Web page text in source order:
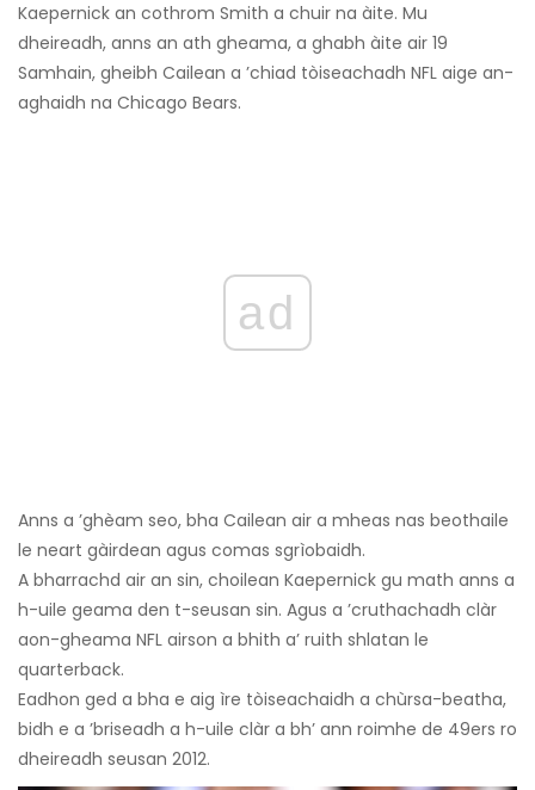
Kaepernick an cothrom Smith a chuir na àite. Mu
dheireadh, anns an ath gheama, a ghabh àite air 19
Samhain, gheibh Cailean a ’chiad tòiseachadh NFL aige an-
aghaidh na Chicago Bears.
ad
Anns a ’ghèam seo, bha Cailean air a mheas nas beothaile
le neart gàirdean agus comas sgrìobaidh.
A bharrachd air an sin, choilean Kaepernick gu math anns a
h-uile geama den t-seusan sin. Agus a ’cruthachadh clàr
aon-gheama NFL airson a bhith a’ ruith shlatan le
quarterback.
Eadhon ged a bha e aig ìre tòiseachaidh a chùrsa-beatha,
bidh e a ’briseadh a h-uile clàr a bh’ ann roimhe de 49ers ro
dheireadh seusan 2012.